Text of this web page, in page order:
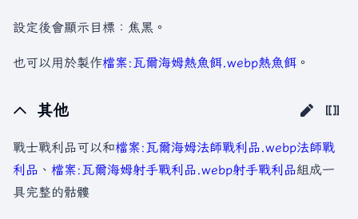
設定後會顯示目標：焦黑。
也可以用於製作檔案:瓦爾海姆熱魚餌.webp熱魚餌 。
其他
戰士戰利品可以和檔案:瓦爾海姆法師戰利品.webp法師戰
利品 、 檔案:瓦爾海姆射手戰利品.webp射手戰利品組成一
具完整的骷髏